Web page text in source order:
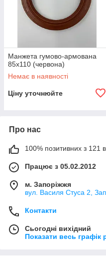
Манжета гумово-армована
85х110 (червона)
Немає в наявності
Ціну уточнюйте
Про нас
100% позитивних з 121
Працює з 05.02.2012
м. Запоріжжя
вул. Василя Стуса 2,
Контакти
Сьогодні вихідний
Показати весь графік